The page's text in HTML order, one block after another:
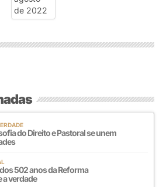
do Direito e Pastoral se unem
502 anos da Reforma
a verdade